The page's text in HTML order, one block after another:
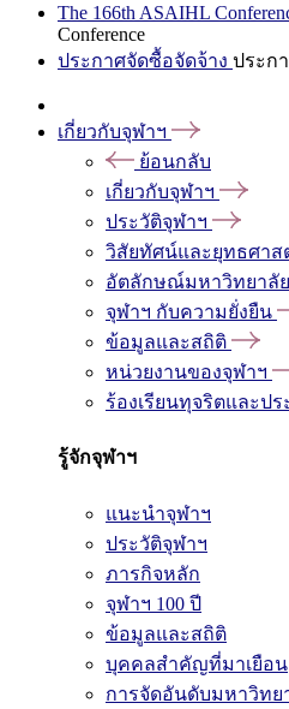
The 166th ASAIHL
Conference
ประกาศจัดซื้อจัดจ้าง ประก
เกี่ยวกับจุฬาฯ
ย้อนกลับ
เกี่ยวกับจุฬาฯ
ประวัติจุฬาฯ
วิสัยทัศน์และยุทธศาส
อัตลักษณ์มหาวิทยาลัย
จุฬาฯ กับความยั่งยืน
ข้อมูลและสถิติ
หน่วยงานของจุฬาฯ
ร้องเรียนทุจริตและป
รู้จักจุฬาฯ
แนะนำจุฬาฯ
ประวัติจุฬาฯ
ภารกิจหลัก
จุฬาฯ 100 ปี
ข้อมูลและสถิติ
บุคคลสำคัญที่มาเยือน
การจัดอันดับมหาวิทย